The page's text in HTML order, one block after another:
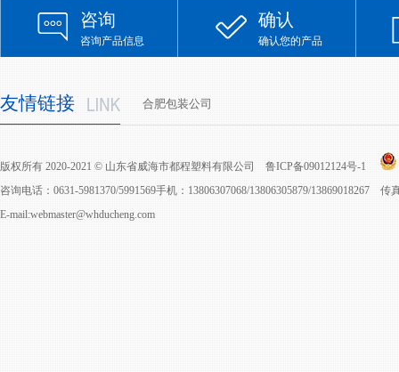
咨询
咨询产品信息
确认
确认您的产品
友情链接 合肥包装公司
版权所有 2020-2021 © 山东省威海市都程塑料有限公司 鲁ICP备09012124号-1
咨询电话：0631-5981370/5991569手机：13806307068/13806305879/13869018267
E-mail:webmaster@whducheng.com